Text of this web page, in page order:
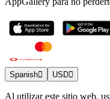
Spanish USD
Al utilizar este sitio web,